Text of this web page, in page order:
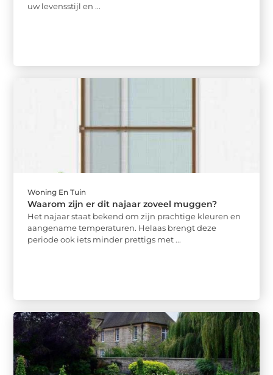
uw levensstijl en ...
Woning En Tuin
Waarom zijn er dit najaar zoveel muggen?
Het najaar staat bekend om zijn prachtige kleuren en
aangename temperaturen. Helaas brengt deze
periode ook iets minder prettigs met ...